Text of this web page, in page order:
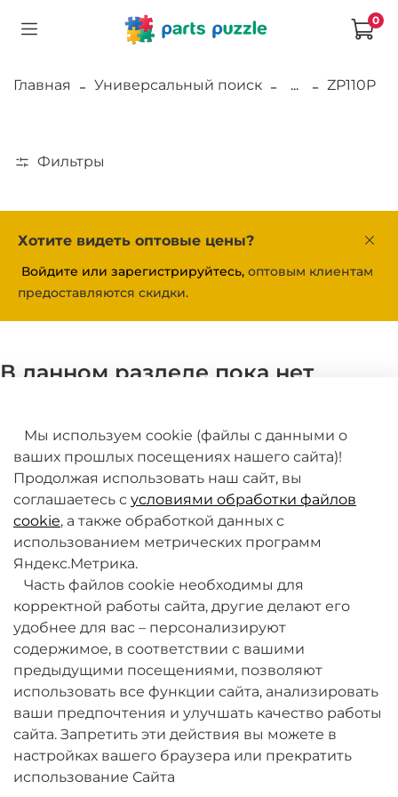
0
Главная Универсальный поиск ... ZP110P
Фильтры
Хотите видеть оптовые цены?
Войдите или зарегистрируйтесь, оптовым клиентам
предоставляются скидки.
В данном разделе пока нет
О компании
Товары и услуги
+7 (495) 789-38-95
09:00 - 18:00 (будни, по МСК)
Мы используем cookie (файлы с данными о
ваших прошлых посещениях нашего сайта)!
Продолжая использовать наш сайт, вы
соглашаетесь с условиями обработки файлов
cookie, а также обработкой данных с
использованием метрических программ
Яндекс.Метрика.
Часть файлов cookie необходимы для
корректной работы сайта, другие делают его
удобнее для вас – персонализируют
содержимое, в соответствии с вашими
предыдущими посещениями, позволяют
использовать все функции сайта, анализировать
ваши предпочтения и улучшать качество работы
сайта. Запретить эти действия вы можете в
настройках вашего браузера или прекратить
использование Сайта